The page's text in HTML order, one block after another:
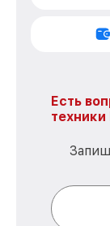
Есть
техники